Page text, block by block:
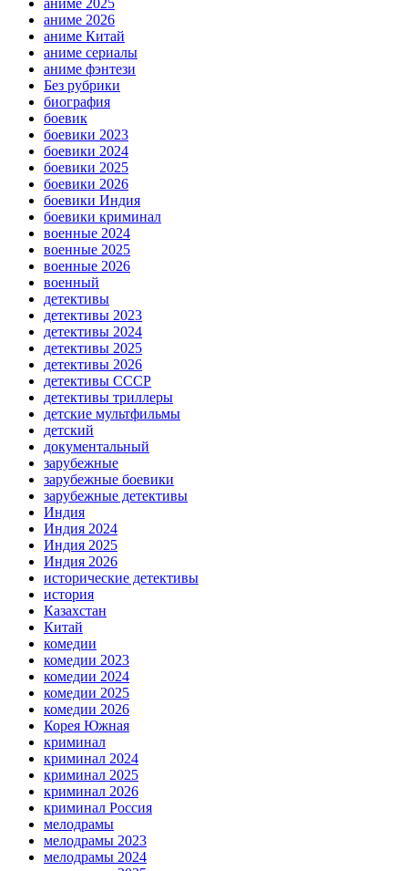
аниме 2025
аниме 2026
аниме Китай
аниме сериалы
аниме фэнтези
Без рубрики
биография
боевик
боевики 2023
боевики 2024
боевики 2025
боевики 2026
боевики Индия
боевики криминал
военные 2024
военные 2025
военные 2026
военный
детективы
детективы 2023
детективы 2024
детективы 2025
детективы 2026
детективы СССР
детективы триллеры
детские мультфильмы
детский
документальный
зарубежные
зарубежные боевики
зарубежные детективы
Индия
Индия 2024
Индия 2025
Индия 2026
исторические детективы
история
Казахстан
Китай
комедии
комедии 2023
комедии 2024
комедии 2025
комедии 2026
Корея Южная
криминал
криминал 2024
криминал 2025
криминал 2026
криминал Россия
мелодрамы
мелодрамы 2023
мелодрамы 2024